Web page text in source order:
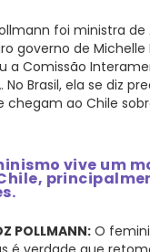
foi ministra de
governo de
a Comissão
No Brasil, ela se diz
chegam ao Chile
vive um
POLLMANN: O